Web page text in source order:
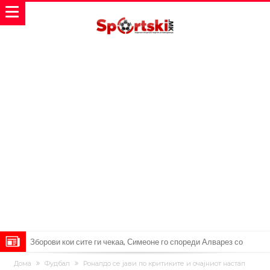
Зборови кои сите ги чекаа, Симеоне го спореди Алварез со
Гризман
Реал Мадрид ја прекинува потрагата по нов играч за врска
Дома Фудбал
Роналдо се јави по критиките и очајниот настап